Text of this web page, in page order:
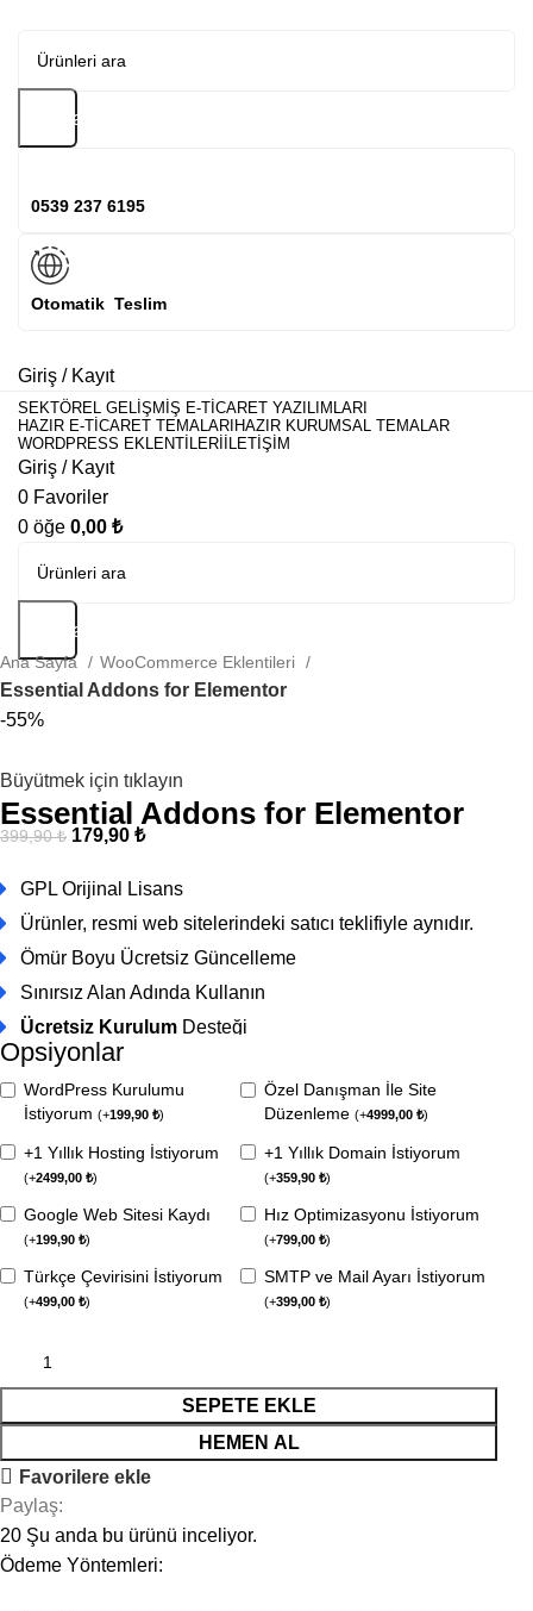
Arama
0539 237 6195
Otomatik Teslim
Giriş / Kayıt
SEKTÖREL GELIŞMIŞ E-TICARET YAZILIMLARI
HAZIR E-TICARET TEMALARI HAZIR KURUMSAL TEMALAR
WORDPRESS EKLENTILERI
İLETIŞIM
Giriş / Kayıt
0 Favoriler
0 öğe 0,00 ₺
Arama
Ana Sayfa WooCommerce Eklentileri
Essential Addons for Elementor
-55%
Büyütmek için tıklayın
Essential Addons for Elementor
399,90₺ 179,90₺
GPL Orijinal Lisans
Ürünler, resmi web sitelerindeki satıcı teklifiyle aynıdır.
Ömür Boyu Ücretsiz Güncelleme
Sınırsız Alan Adında Kullanın
Ücretsiz Kurulum Desteği
Opsiyonlar
WordPress Kurulumu
İstiyorum(+199,90₺)
Özel Danışman İle Site
Düzenleme(+4999,00₺)
+1 Yıllık Hosting İstiyorum
(+2499,00₺)
+1 Yıllık Domain İstiyorum
(+359,90₺)
Google Web Sitesi Kaydı
(+199,90₺)
Hız Optimizasyonu İstiyorum
(+799,00₺)
Türkçe Çevirisini İstiyorum
(+499,00₺)
SMTP ve Mail Ayarı İstiyorum
(+399,00₺)
SEPETE EKLE
HEMEN AL
Favorilere ekle
Paylaş:
20 Şu anda bu ürünü inceliyor.
Ödeme Yöntemleri: